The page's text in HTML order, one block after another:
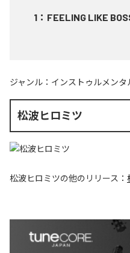
1 ： FEELING LIKE
ジャンル： インストゥルメンタ
松波ヒロミツ
松波ヒロミツの他のリリース：